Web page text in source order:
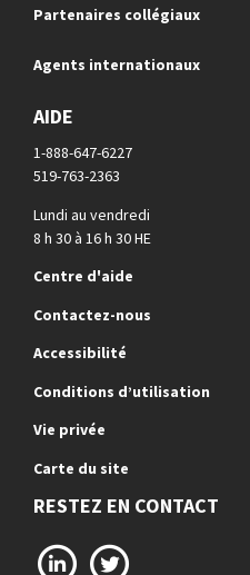
Partenaires collégiaux
Agents internationaux
AIDE
1-888-647-6227
519-763-2363
Lundi au vendredi
8 h 30 à 16 h 30 HE
Centre d'aide
Contactez-nous
Accessibilité
Conditions d’utilisation
Vie privée
Carte du site
RESTEZ EN CONTACT
LinkedIn